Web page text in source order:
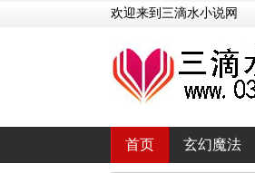
欢迎来到三滴水小说网
首页 玄幻魔法